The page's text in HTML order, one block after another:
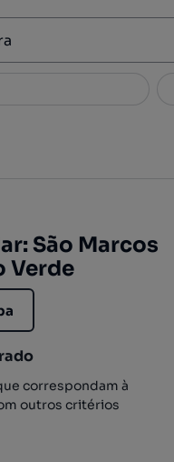
São Marcos
Verde
correspondam à
outros critérios